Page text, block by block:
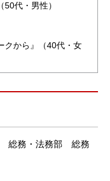
50代・男性）
クから』（40代・女
総務・法務部 総務